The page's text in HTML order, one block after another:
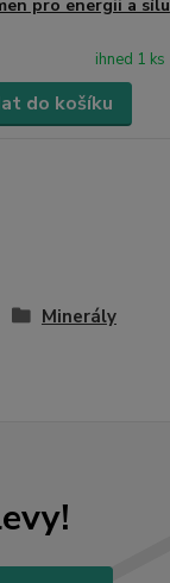
pro energii a sílu
ihned 1 ks
do košíku
Minerály